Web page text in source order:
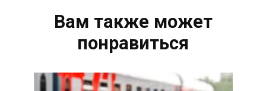
Вам также может
понравиться